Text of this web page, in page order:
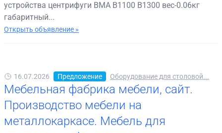
устройства центрифуги BMA B1100 B1300 вес-0.06кг
габаритный...
Открыть объявление »
16.07.2026 Предложение Оборудование для столовой...
Мебельная фабрика мебели, сайт.
Производство мебели на
металлокаркасе. Мебель для